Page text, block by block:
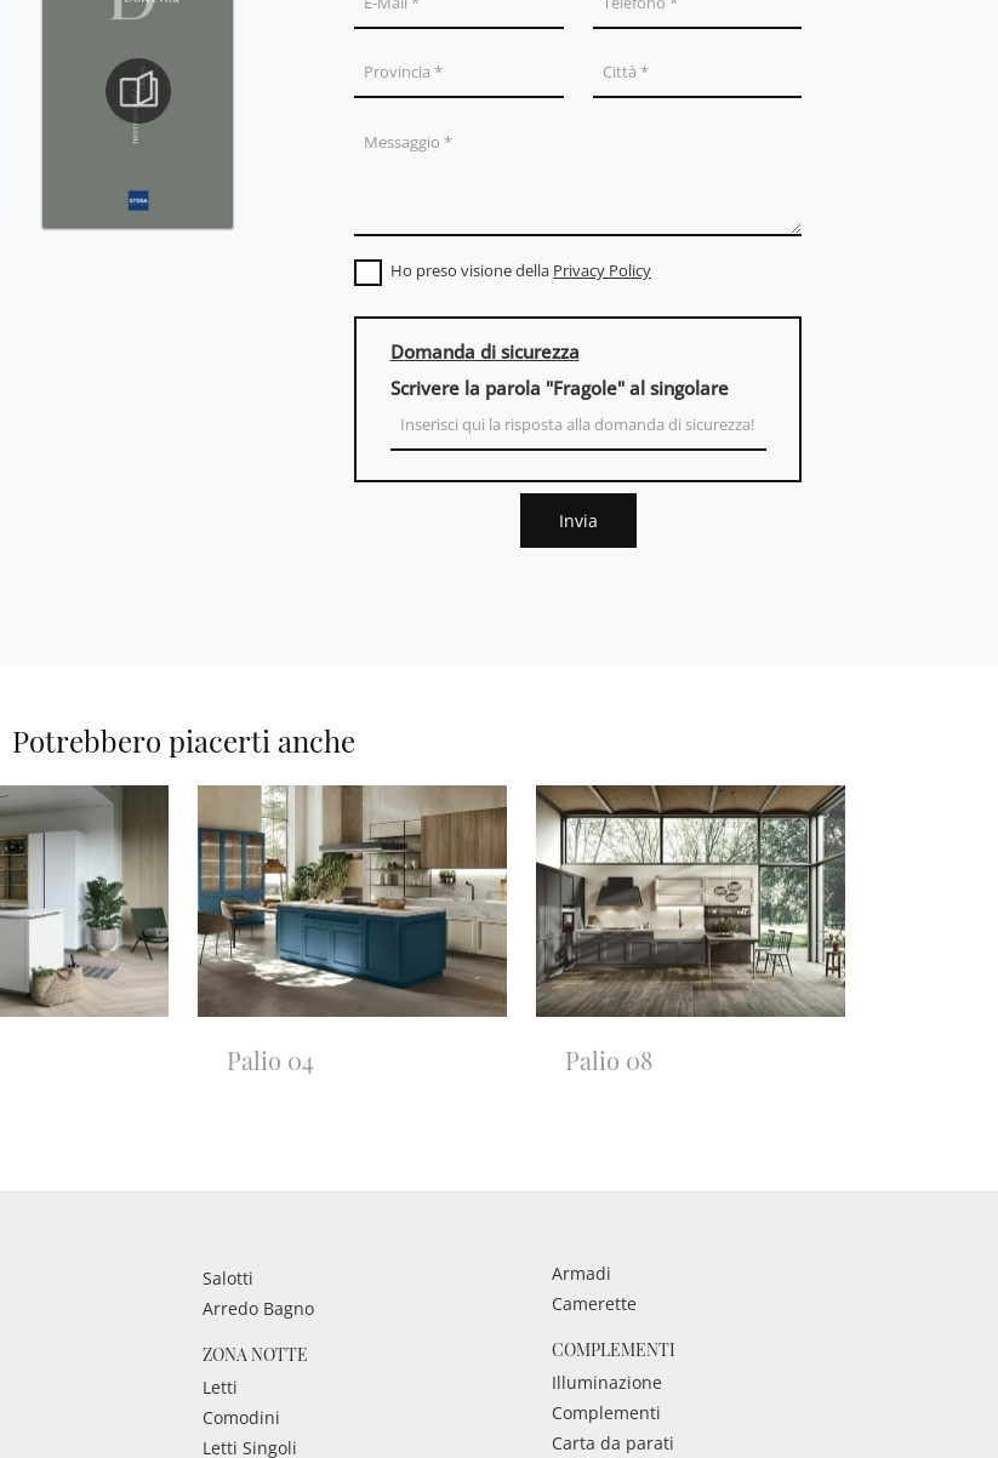
Ho preso visione della Privacy Policy
Domanda di sicurezza
Scrivere la parola "Fragole" al singolare
Invia
Potrebbero piacerti anche
Palio 04 Palio 08
Salotti
Arredo Bagno
ZONA NOTTE
Letti
Comodini
Letti Singoli
Armadi
Camerette
COMPLEMENTI
Illuminazione
Complementi
Carta da parati